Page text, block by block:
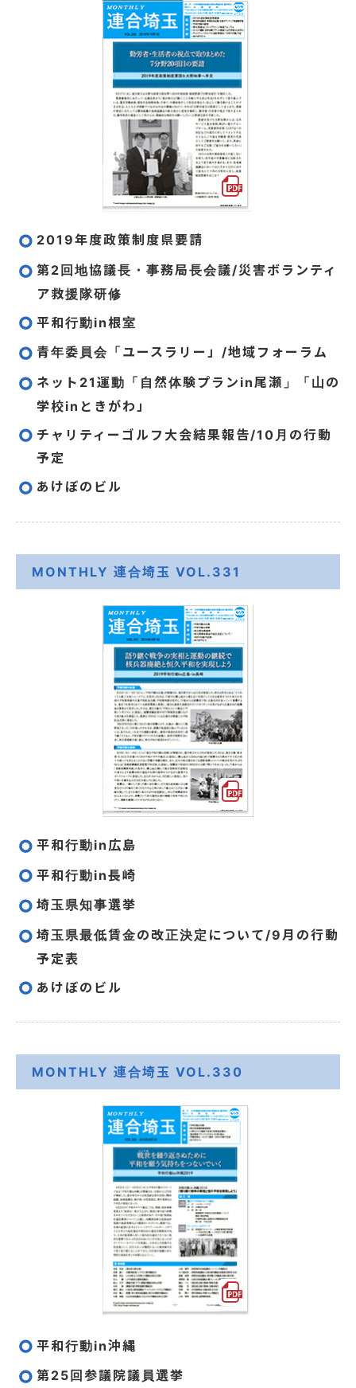
2019年度政策制度県要請
第2回地協議長・事務局長会議/災害ボランティ
ア救援隊研修
平和行動in根室
青年委員会「ユースラリー」/地域フォーラム
ネット21運動「自然体験プランin尾瀬」「山の
学校inときがわ」
チャリティーゴルフ大会結果報告/10月の行動
予定
あけぼのビル
MONTHLY 連合埼玉 VOL.331
平和行動in広島
平和行動in長崎
埼玉県知事選挙
埼玉県最低賃金の改正決定について/9月の行動
予定表
あけぼのビル
MONTHLY 連合埼玉 VOL.330
平和行動in沖縄
第25回参議院議員選挙